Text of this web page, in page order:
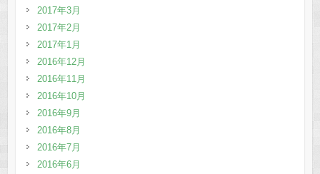
2017年3月
2017年2月
2017年1月
2016年12月
2016年11月
2016年10月
2016年9月
2016年8月
2016年7月
2016年6月